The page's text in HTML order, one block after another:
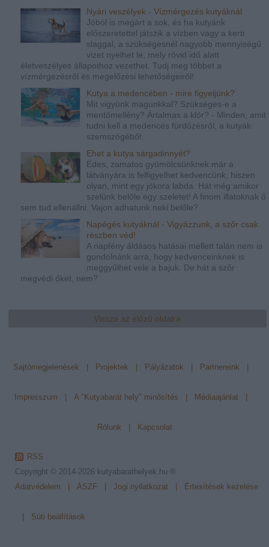
Nyári veszélyek - Vízmérgezés kutyáknál
Jóból is megárt a sok, és ha kutyánk
előszeretettel játszik a vízben vagy a kerti
slaggal, a szükségesnél nagyobb mennyiségű
vizet nyelhet le, mely rövid idő alatt
életveszélyes állapothoz vezethet. Tudj meg többet a
vízmérgezésről és megelőzési lehetőségeiről!
Kutya a medencében - mire figyeljünk?
Mit vigyünk magunkkal? Szükséges-e a
mentőmellény? Ártalmas a klór? - Minden, amit
tudni kell a medencés fürdőzésről, a kutyák
szemszögéből.
Ehet a kutya sárgadinnyét?
Édes, zamatos gyümölcsünknek már a
látványára is felfigyelhet kedvencünk, hiszen
olyan, mint egy jókora labda. Hát még amikor
szelünk belőle egy szeletet! A finom illatoknak ő
sem tud ellenállni. Vajon adhatunk neki belőle?
Napégés kutyáknál - Vigyázzunk, a szőr csak
részben véd!
A napfény áldásos hatásai mellett talán nem is
gondolnánk arra, hogy kedvenceinknek is
meggyűlhet vele a bajuk. De hát a szőr
megvédi őket, nem?
Vissza az előző oldalra
Sajtómegjelenések | Projektek | Pályázatok | Partnereink |
Impresszum | A "Kutyabarát hely" minősítés | Médiaajánlat |
Rólunk | Kapcsolat
RSS
Copyright © 2014-2026 kutyabarathelyek.hu ®
Adatvédelem | ÁSZF | Jogi nyilatkozat | Értesítések kezelése
| Süti beállítások